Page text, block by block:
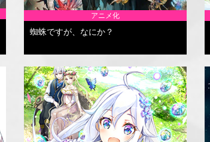
アニメ化
蜘蛛ですが、なにか？